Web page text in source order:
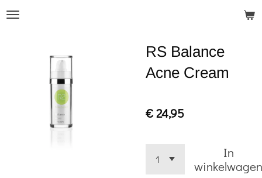
Ga
hoofdinhoud
RS Balance
Acne Cream
€ 24,95
In